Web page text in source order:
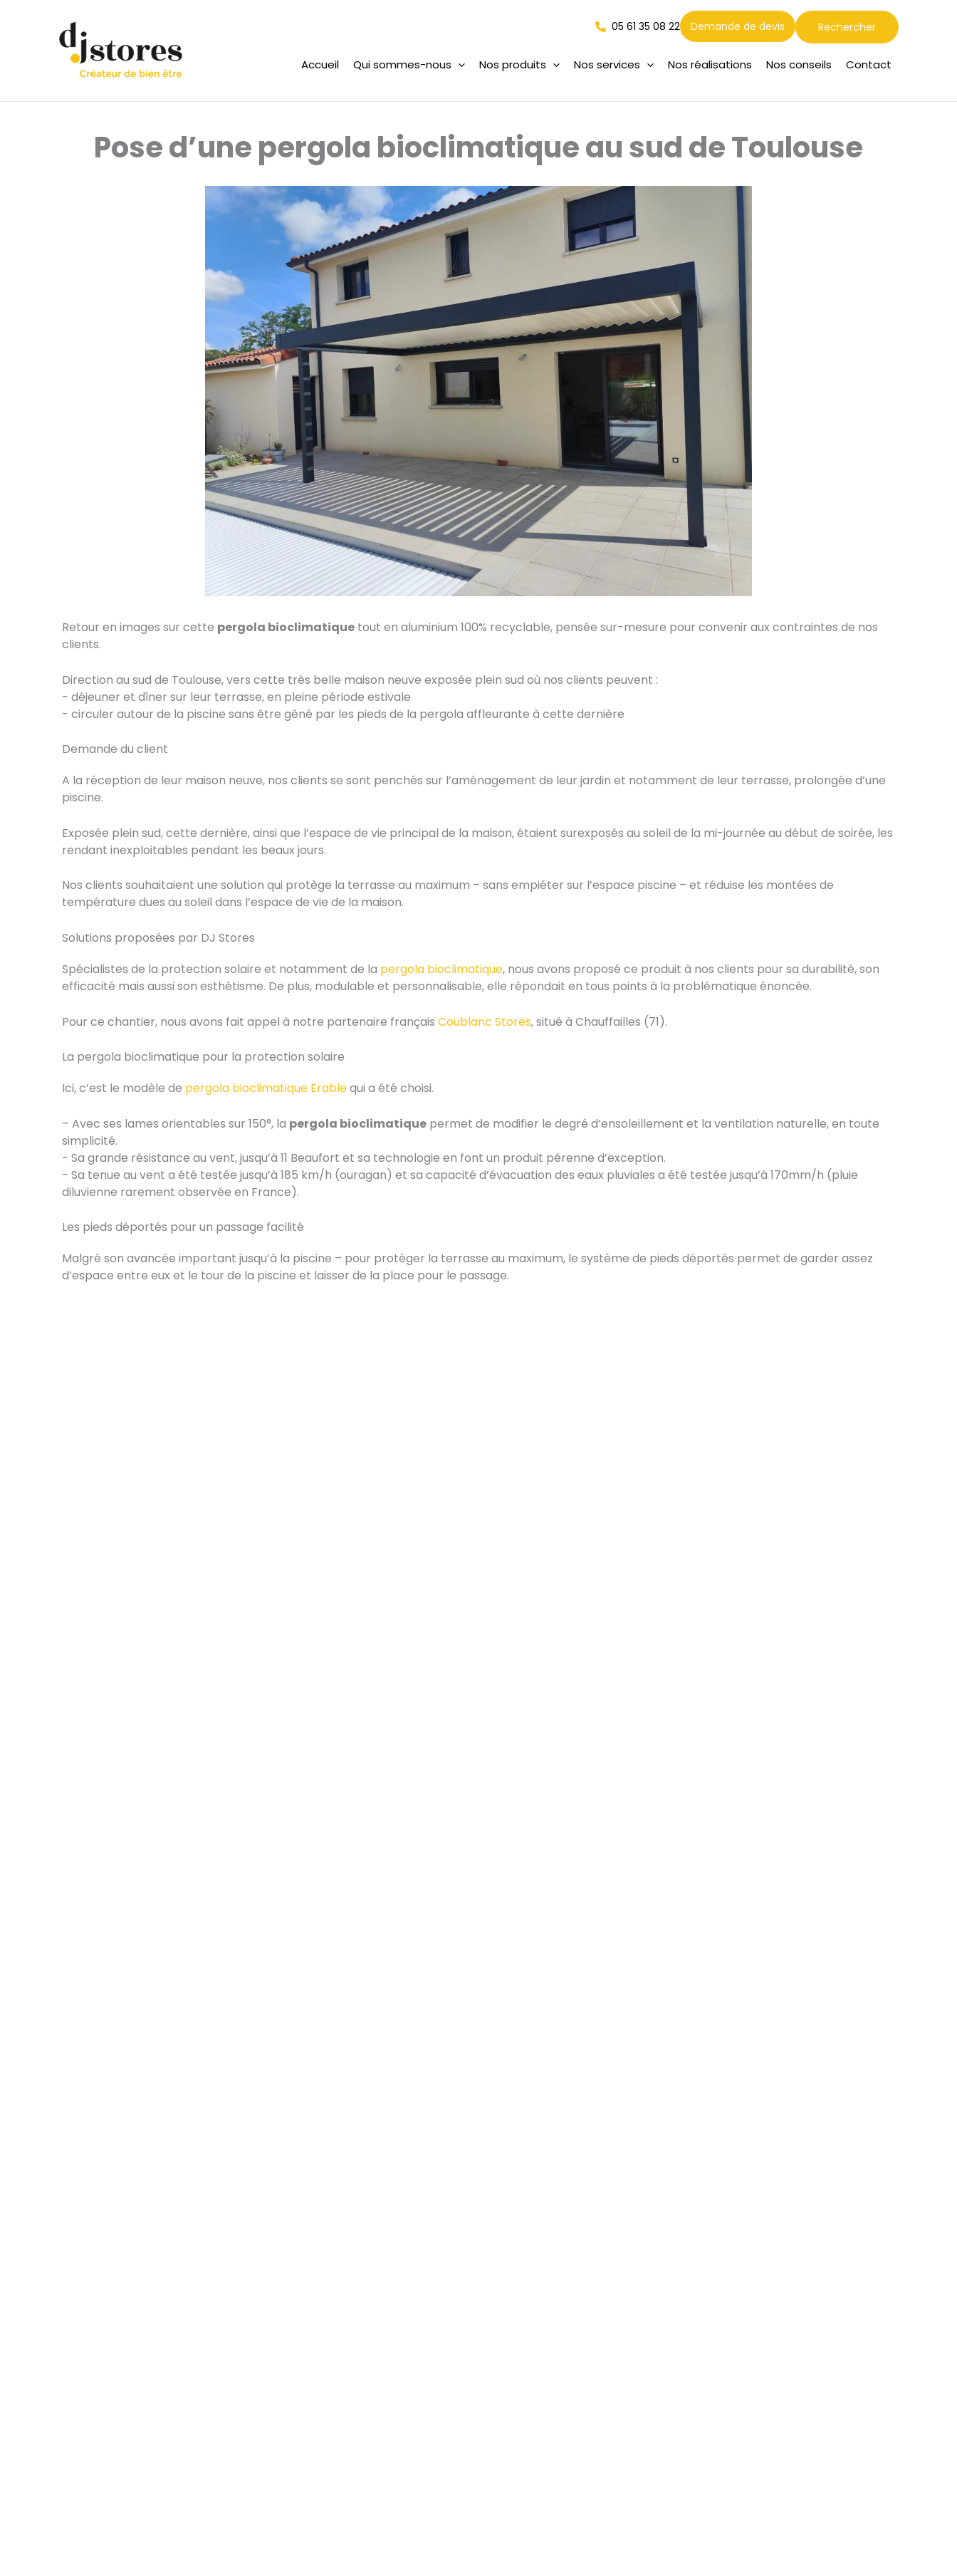
Accueil Qui sommes-nous Nos produits Nos services Nos réalisations Nos conseils Contact
Rechercher
Rechercher
05 61 35 08 22 Demande de devis
Pose d’une pergola bioclimatique au sud de Toulouse
Retour en images sur cette pergola bioclimatique tout en aluminium 100% recyclable, pensée sur-mesure pour convenir aux contraintes de nos
clients.
Direction au sud de Toulouse, vers cette très belle maison neuve exposée plein sud où nos clients peuvent :
- déjeuner et dîner sur leur terrasse, en pleine période estivale
- circuler autour de la piscine sans être gêné par les pieds de la pergola affleurante à cette dernière
Demande du client
A la réception de leur maison neuve, nos clients se sont penchés sur l’aménagement de leur jardin et notamment de leur terrasse, prolongée d’une
piscine.
Exposée plein sud, cette dernière, ainsi que l’espace de vie principal de la maison, étaient surexposés au soleil de la mi-journée au début de soirée, les
rendant inexploitables pendant les beaux jours.
Nos clients souhaitaient une solution qui protège la terrasse au maximum – sans empiéter sur l’espace piscine – et réduise les montées de
température dues au soleil dans l’espace de vie de la maison.
Solutions proposées par DJ Stores
Spécialistes de la protection solaire et notamment de la pergola bioclimatique, nous avons proposé ce produit à nos clients pour sa durabilité, son
efficacité mais aussi son esthétisme. De plus, modulable et personnalisable, elle répondait en tous points à la problématique énoncée.
Pour ce chantier, nous avons fait appel à notre partenaire français Coublanc Stores, situé à Chauffailles (71).
La pergola bioclimatique pour la protection solaire
Ici, c’est le modèle de pergola bioclimatique Erablequi a été choisi.
– Avec ses lames orientables sur 150°, la pergola bioclimatique permet de modifier le degré d’ensoleillement et la ventilation naturelle, en toute
simplicité.
- Sa grande résistance au vent, jusqu’à 11 Beaufort et sa technologie en font un produit pérenne d’exception.
- Sa tenue au vent a été testée jusqu’à 185 km/h (ouragan) et sa capacité d’évacuation des eaux pluviales a été testée jusqu’à 170mm/h (pluie
diluvienne rarement observée en France).
Les pieds déportés pour un passage facilité
Malgré son avancée important jusqu’à la piscine – pour protéger la terrasse au maximum, le système de pieds déportés permet de garder assez
d’espace entre eux et le tour de la piscine et laisser de la place pour le passage.